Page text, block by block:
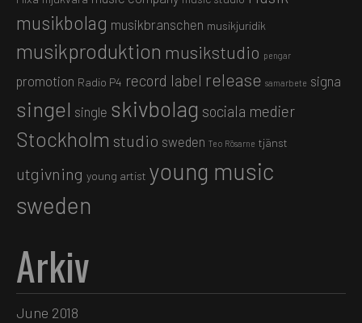
musikbolag musikbranschen musikjuridik
musikproduktion musikstudio pengar
promotion Radio P4 record label release samarbete signa
singel single skivbolag sociala medier
Stockholm studio sweden Teo Rösarne tjänst
utgivning young artist young music
sweden
Arkiv
June 2018